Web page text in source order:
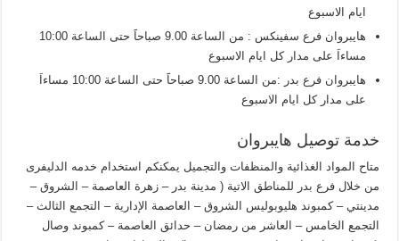
ايام الاسبوع
هايبروان فرع سفينكس : من الساعة 9.00 صباحاََ حتى الساعة 10:00
مساءاَ على مدار كل ايام الاسبوع
هايبروان فرع بدر :من الساعة 9.00 صباحاََ حتى الساعة 10:00 مساءاَ
على مدار كل ايام الاسبوع
خدمة توصيل هايبروان
متاح المواد الغذائية والمنظفات والتجميل يمكنكم استخدام خدمه الدليفرى
من خلال فرع بدر للمناطق الاتية ( مدينة بدر – زهرة العاصمة – الشروق –
مدينتي – كمبوند هليوبوليس الشروق – العاصمة الإدارية – التجمع الثالث –
التجمع الخامس – العاشر من رمضان – حدائق العاصمة – كمبوند وصال